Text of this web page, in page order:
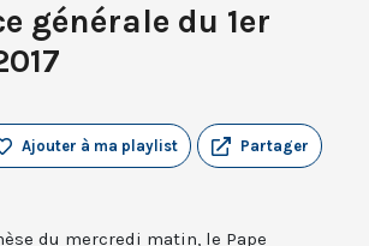
générale du 1er
Partager
Ajouter à ma playlist
du mercredi matin, le Pape